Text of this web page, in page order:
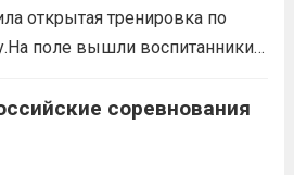
и пропаганду здорового
По итогам прохождения
участники
открытая тренировка по
поле вышли воспитанники
отработали технику владения
несколько коротких
матчей.
соревнования